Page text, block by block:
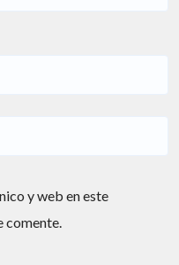
y web en este
comente.